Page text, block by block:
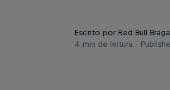
Escrito por Red Bull
4 min de leitura